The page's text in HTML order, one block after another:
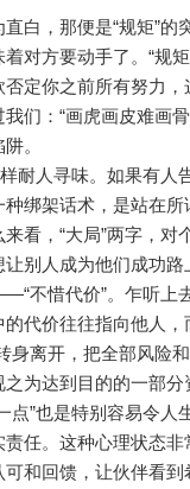
白，那便是“规矩”
对方要动手了。“规
定你之前所有努力
们：“画虎画皮难画
。
样耐人寻味。如果有
种绑架话术，是站在
看，“大局”两字，
别人成为他们成功路
不惜代价”。乍听上
代价往往指向他人
身离开，把全部风险
为达到目的的一部分
点”也是特别容易令
任。这种心理状态
和回馈，让伙伴看